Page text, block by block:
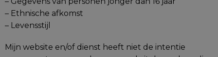
– Ethnische afkomst
– Levensstijl
Mijn website en/of dienst heeft niet de intentie